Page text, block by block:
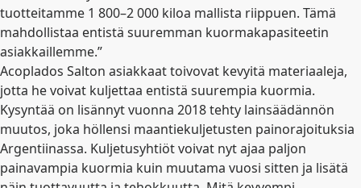
tuotteitamme 1 800–2 000 kiloa mallista riippuen. Tämä
mahdollistaa entistä suuremman kuormakapasiteetin
asiakkaillemme.”
Acoplados Salton asiakkaat toivovat kevyitä materiaaleja,
jotta he voivat kuljettaa entistä suurempia kuormia.
Kysyntää on lisännyt vuonna 2018 tehty lainsäädännön
muutos, joka höllensi maantiekuljetusten painorajoituksia
Argentiinassa. Kuljetusyhtiöt voivat nyt ajaa paljon
painavampia kuormia kuin muutama vuosi sitten ja lisätä